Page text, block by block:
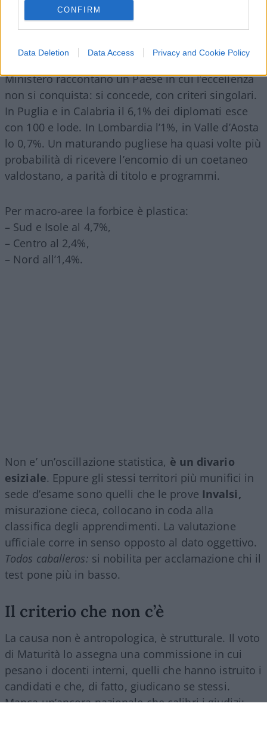
CONFIRM
Data Deletion Data Access Privacy and Cookie Policy
Ministero raccontano un Paese in cui l’eccellenza
non si conquista: si concede, con criteri singolari.
In Puglia e in Calabria il 6,1% dei diplomati esce
con 100 e lode. In Lombardia l’1%, in Valle d’Aosta
lo 0,7%. Un maturando pugliese ha quasi volte più
probabilità di ricevere l’encomio di un coetaneo
valdostano, a parità di titolo e programmi.
Per macro-aree la forbice è plastica:
– Sud e Isole al 4,7%,
– Centro al 2,4%,
– Nord all’1,4%.
Non e’ un’oscillazione statistica, è un divario
esiziale. Eppure gli stessi territori più munifici in
sede d’esame sono quelli che le prove Invalsi,
misurazione cieca, collocano in coda alla
classifica degli apprendimenti. La valutazione
ufficiale corre in senso opposto al dato oggettivo.
Todos caballeros: si nobilita per acclamazione chi il
test pone più in basso.
Il criterio che non c’è
La causa non è antropologica, è strutturale. Il voto
di Maturità lo assegna una commissione in cui
pesano i docenti interni, quelli che hanno istruito i
candidati e che, di fatto, giudicano se stessi.
Manca un’ancora nazionale che calibri i giudizi: